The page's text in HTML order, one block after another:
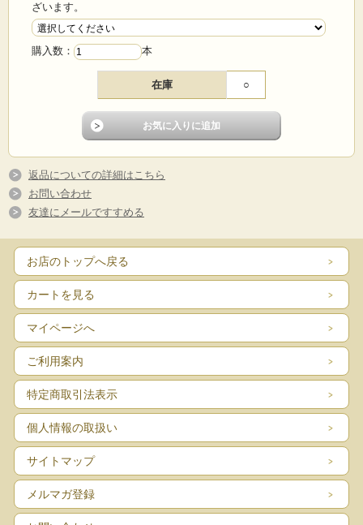
75871R THREAD PICKER Made in Germany
ざいます。
購入数： 本
在庫 ○
返品についての詳細はこちら
お問い合わせ
友達にメールですすめる
お店のトップへ戻る
カートを見る
マイページへ
ご利用案内
特定商取引法表示
個人情報の取扱い
サイトマップ
メルマガ登録